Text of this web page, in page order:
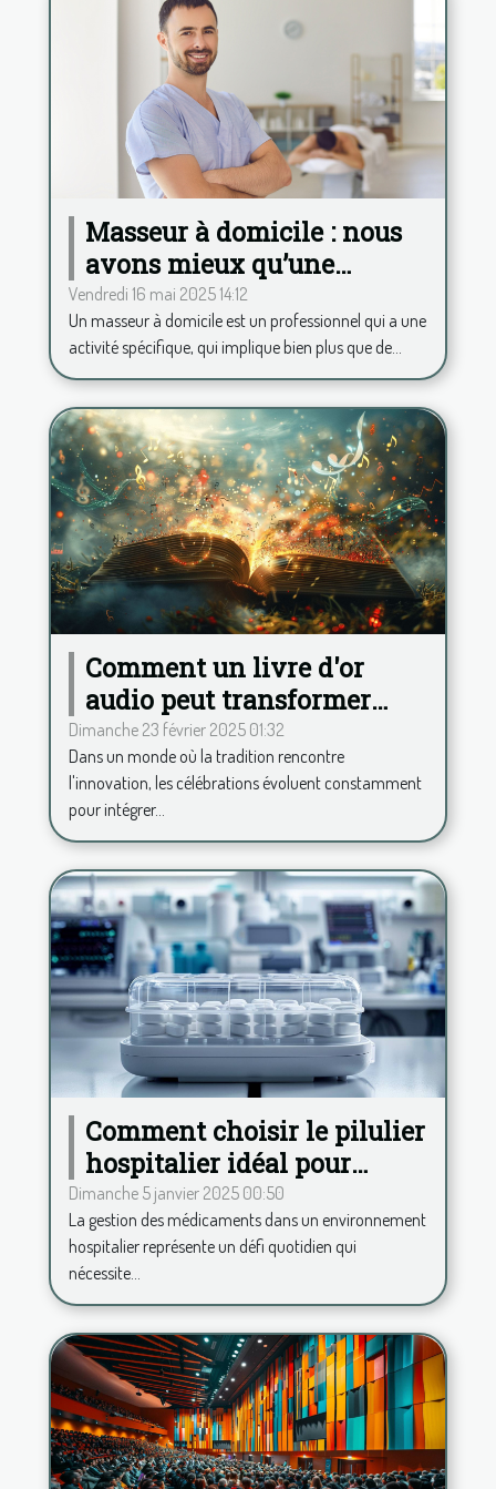
Masseur à domicile : nous
avons mieux qu’une
application pour calculer
vos frais kilométriques !
Vendredi 16 mai 2025 14:12
Un masseur à domicile est un professionnel qui a une
activité spécifique, qui implique bien plus que de...
Comment un livre d'or
audio peut transformer
votre célébration
Dimanche 23 février 2025 01:32
Dans un monde où la tradition rencontre
l'innovation, les célébrations évoluent constamment
pour intégrer...
Comment choisir le pilulier
hospitalier idéal pour
améliorer la gestion des
médicaments
Dimanche 5 janvier 2025 00:50
La gestion des médicaments dans un environnement
hospitalier représente un défi quotidien qui
nécessite...